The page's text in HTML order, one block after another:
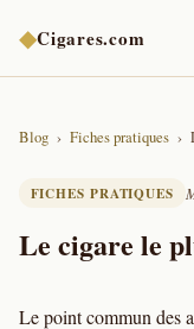
◆Cigares.com
Blog Fiches pratiques
FICHES PRATIQUES
Le cigare le
Le point commun des